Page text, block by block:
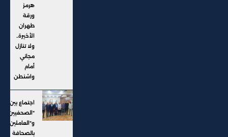
هرمز
ورقة
طهران
الأخيرة..
ولا تنازل
مجاني
أمام
واشنطن
اجتماع بين
"الصحفيين"
و"العاملين
بالصحافة